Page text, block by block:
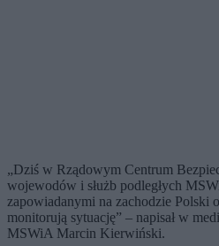
„Dziś w Rządowym Centrum
wojewodów i służb podległych
zapowiadanymi na zachodzie Polski
monitorują sytuację” – napisał w
MSWiA Marcin Kierwiński.